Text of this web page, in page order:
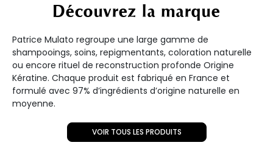
Découvrez la marque
Patrice Mulato regroupe une large gamme de
shampooings, soins, repigmentants, coloration naturelle
ou encore rituel de reconstruction profonde Origine
Kératine. Chaque produit est fabriqué en France et
formulé avec 97% d’ingrédients d’origine naturelle en
moyenne.
VOIR TOUS LES PRODUITS